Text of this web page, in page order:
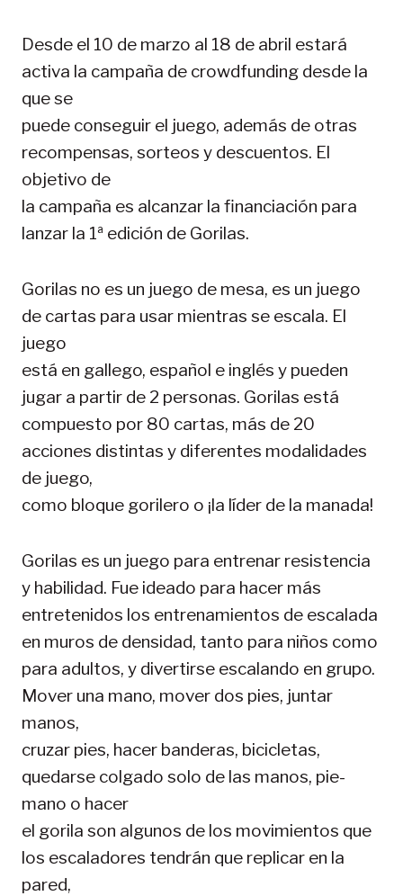
Desde el 10 de marzo al 18 de abril estará
activa la campaña de crowdfunding desde la
que se
puede conseguir el juego, además de otras
recompensas, sorteos y descuentos. El
objetivo de
la campaña es alcanzar la financiación para
lanzar la 1ª edición de Gorilas.
Gorilas no es un juego de mesa, es un juego
de cartas para usar mientras se escala. El
juego
está en gallego, español e inglés y pueden
jugar a partir de 2 personas. Gorilas está
compuesto por 80 cartas, más de 20
acciones distintas y diferentes modalidades
de juego,
como bloque gorilero o ¡la líder de la manada!
Gorilas es un juego para entrenar resistencia
y habilidad. Fue ideado para hacer más
entretenidos los entrenamientos de escalada
en muros de densidad, tanto para niños como
para adultos, y divertirse escalando en grupo.
Mover una mano, mover dos pies, juntar
manos,
cruzar pies, hacer banderas, bicicletas,
quedarse colgado solo de las manos, pie-
mano o hacer
el gorila son algunos de los movimientos que
los escaladores tendrán que replicar en la
pared,